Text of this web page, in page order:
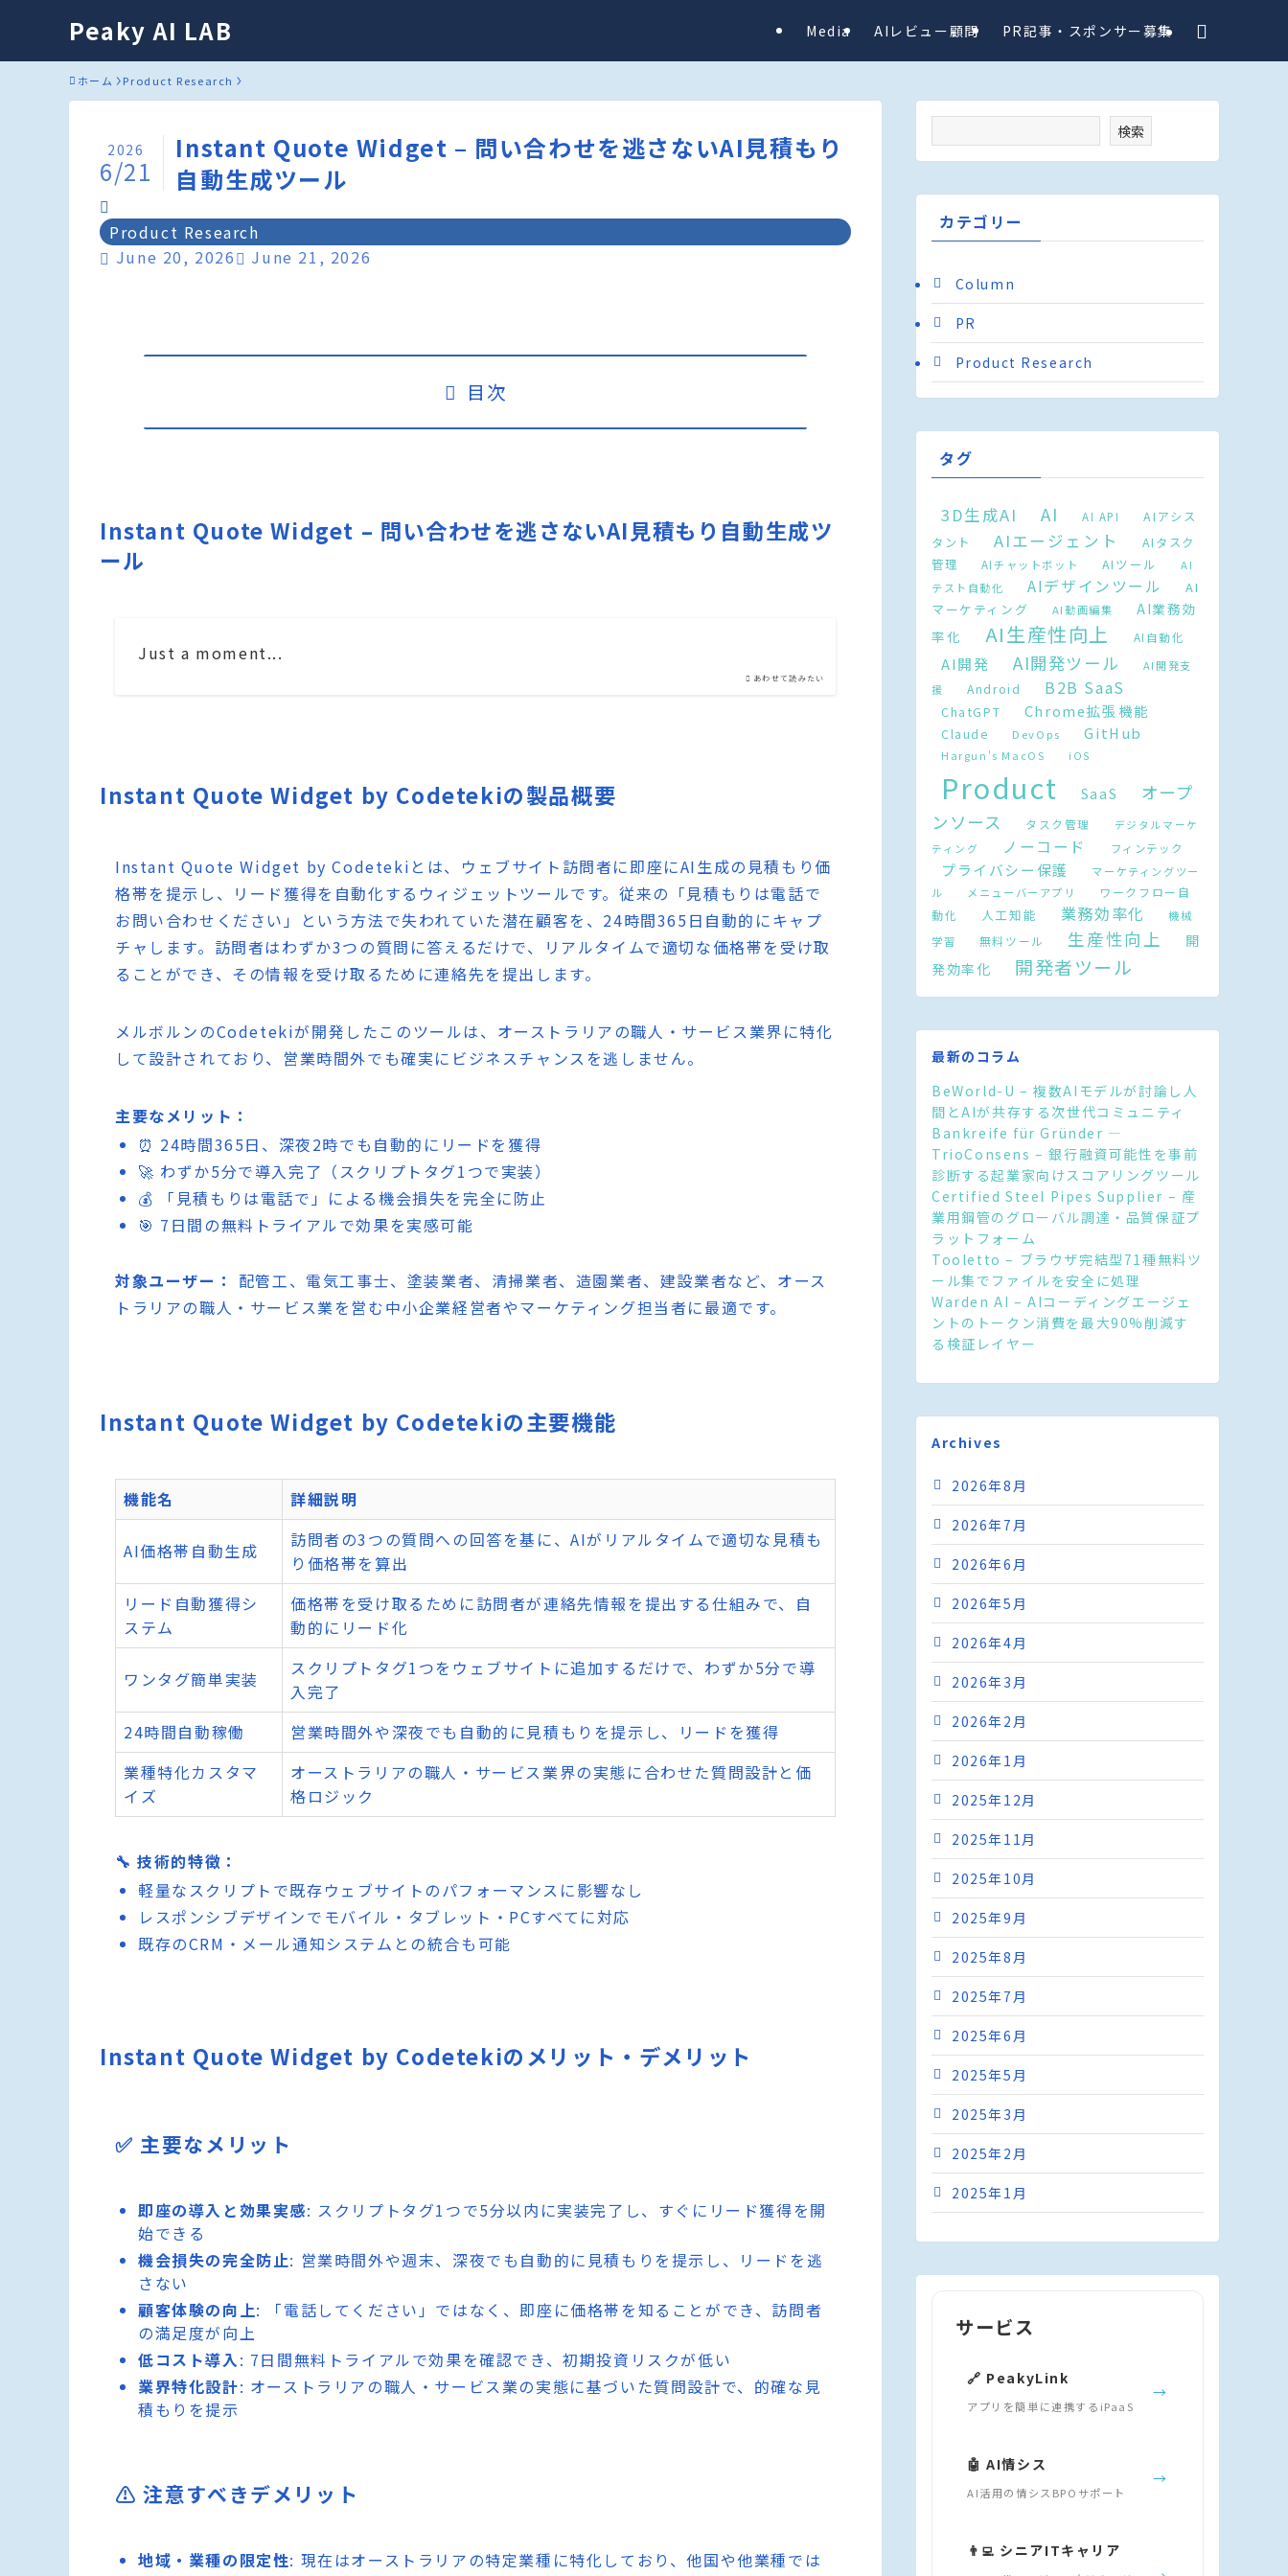
Peaky AI LAB Media AIレビュー顧問 PR記事・スポンサー募集
ホーム Product Research
Instant Quote Widget – 問い合わせを逃さないAI見積もり
自動生成ツール
2026
6/21
Product Research
June 20, 2026
June 21, 2026
目次
Instant Quote Widget – 問い合わせを逃さないAI見積もり自動生成ツ
ール
あわせて読みたい
Just a moment...
Instant Quote Widget by Codetekiの製品概要
Instant Quote Widget by Codetekiとは、ウェブサイト訪問者に即座にAI生成の見積もり価
格帯を提示し、リード獲得を自動化するウィジェットツールです。従来の「見積もりは電話で
お問い合わせください」という方法で失われていた潜在顧客を、24時間365日自動的にキャプ
チャします。訪問者はわずか3つの質問に答えるだけで、リアルタイムで適切な価格帯を受け取
ることができ、その情報を受け取るために連絡先を提出します。
メルボルンのCodetekiが開発したこのツールは、オーストラリアの職人・サービス業界に特化
して設計されており、営業時間外でも確実にビジネスチャンスを逃しません。
主要なメリット：
⏰ 24時間365日、深夜2時でも自動的にリードを獲得
🚀 わずか5分で導入完了（スクリプトタグ1つで実装）
💰 「見積もりは電話で」による機会損失を完全に防止
🎯 7日間の無料トライアルで効果を実感可能
対象ユーザー：
配管工、電気工事士、塗装業者、清掃業者、造園業者、建設業者など、オース
トラリアの職人・サービス業を営む中小企業経営者やマーケティング担当者に最適です。
Instant Quote Widget by Codetekiの主要機能
機能名 詳細説明
AI価格帯自動生成
訪問者の3つの質問への回答を基に、AIがリアルタイムで適切な見積も
り価格帯を算出
リード自動獲得シ
ステム
価格帯を受け取るために訪問者が連絡先情報を提出する仕組みで、自
動的にリード化
ワンタグ簡単実装
スクリプトタグ1つをウェブサイトに追加するだけで、わずか5分で導
入完了
24時間自動稼働
営業時間外や深夜でも自動的に見積もりを提示し、リードを獲得
業種特化カスタマ
イズ
オーストラリアの職人・サービス業界の実態に合わせた質問設計と価
格ロジック
🔧 技術的特徴：
軽量なスクリプトで既存ウェブサイトのパフォーマンスに影響なし
レスポンシブデザインでモバイル・タブレット・PCすべてに対応
既存のCRM・メール通知システムとの統合も可能
Instant Quote Widget by Codetekiのメリット・デメリット
✅ 主要なメリット
即座の導入と効果実感: スクリプトタグ1つで5分以内に実装完了し、すぐにリード獲得を開
始できる
機会損失の完全防止: 営業時間外や週末、深夜でも自動的に見積もりを提示し、リードを逃
さない
顧客体験の向上: 「電話してください」ではなく、即座に価格帯を知ることができ、訪問者
の満足度が向上
低コスト導入: 7日間無料トライアルで効果を確認でき、初期投資リスクが低い
業界特化設計: オーストラリアの職人・サービス業の実態に基づいた質問設計で、的確な見
積もりを提示
⚠️ 注意すべきデメリット
地域・業種の限定性: 現在はオーストラリアの特定業種に特化しており、他国や他業種では
検索
カテゴリー
Column
PR
Product Research
タグ
3D生成AI AI AI API
AIアシス
タント
AIエージェント
AIタスク
管理
AIチャットボット AIツール
AI
テスト自動化
AIデザインツール
AI
マーケティング
AI動画編集
AI業務効
率化
AI生産性向上 AI自動化
AI開発 AI開発ツール
AI開発支
援
Android B2B SaaS
ChatGPT Chrome拡張機能
Claude DevOps GitHub
Hargun's MacOS iOS
Product SaaS
オープ
ンソース
タスク管理
デジタルマーケ
ティング
ノーコード フィンテック
プライバシー保護
マーケティングツー
ル
メニューバーアプリ
ワークフロー自
動化
人工知能 業務効率化
機械
学習
無料ツール 生産性向上
開
発効率化
開発者ツール
最新のコラム
BeWorld-U – 複数AIモデルが討論し人
間とAIが共存する次世代コミュニティ
Bankreife für Gründer —
TrioConsens – 銀行融資可能性を事前
診断する起業家向けスコアリングツール
Certified Steel Pipes Supplier – 産
業用鋼管のグローバル調達・品質保証プ
ラットフォーム
Tooletto – ブラウザ完結型71種無料ツ
ール集でファイルを安全に処理
Warden AI – AIコーディングエージェ
ントのトークン消費を最大90%削減す
る検証レイヤー
Archives
2026年8月
2026年7月
2026年6月
2026年5月
2026年4月
2026年3月
2026年2月
2026年1月
2025年12月
2025年11月
2025年10月
2025年9月
2025年8月
2025年7月
2025年6月
2025年5月
2025年3月
2025年2月
2025年1月
サービス
🔗 PeakyLink
アプリを簡単に連携するiPaaS
→
🤖 AI情シス
AI活用の情シスBPOサポート
→
👨‍💻 シニアITキャリア